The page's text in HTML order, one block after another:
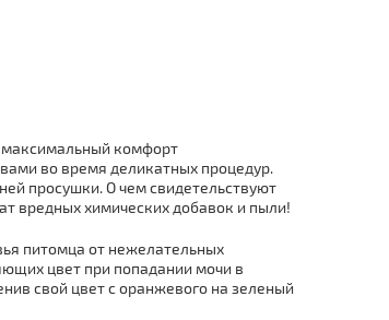
максимальный комфорт
во время деликатных процедур.
просушки. О чем свидетельствуют
вредных химических добавок и пыли!
питомца от нежелательных
цвет при попадании мочи в
свой цвет с оранжевого на зеленый